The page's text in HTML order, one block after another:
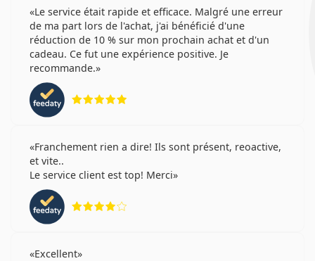
Le service était rapide et efficace. Malgré une erreur
de ma part lors de l'achat, j'ai bénéficié d'une
réduction de 10 % sur mon prochain achat et d'un
cadeau. Ce fut une expérience positive. Je
recommande.
Franchement rien a dire! Ils sont présent, reoactive,
et vite..
Le service client est top! Merci
Excellent